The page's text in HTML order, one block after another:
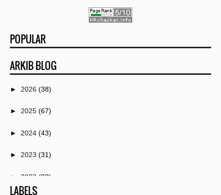
POPULAR
ARKIB BLOG
► 2026 (38)
► 2025 (67)
► 2024 (43)
► 2023 (31)
► 2022 (98)
LABELS